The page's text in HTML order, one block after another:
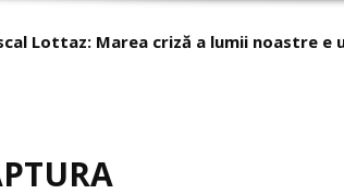
Lottaz: Marea criză a lumii noastre e
Alexa, reportaj excepțional din